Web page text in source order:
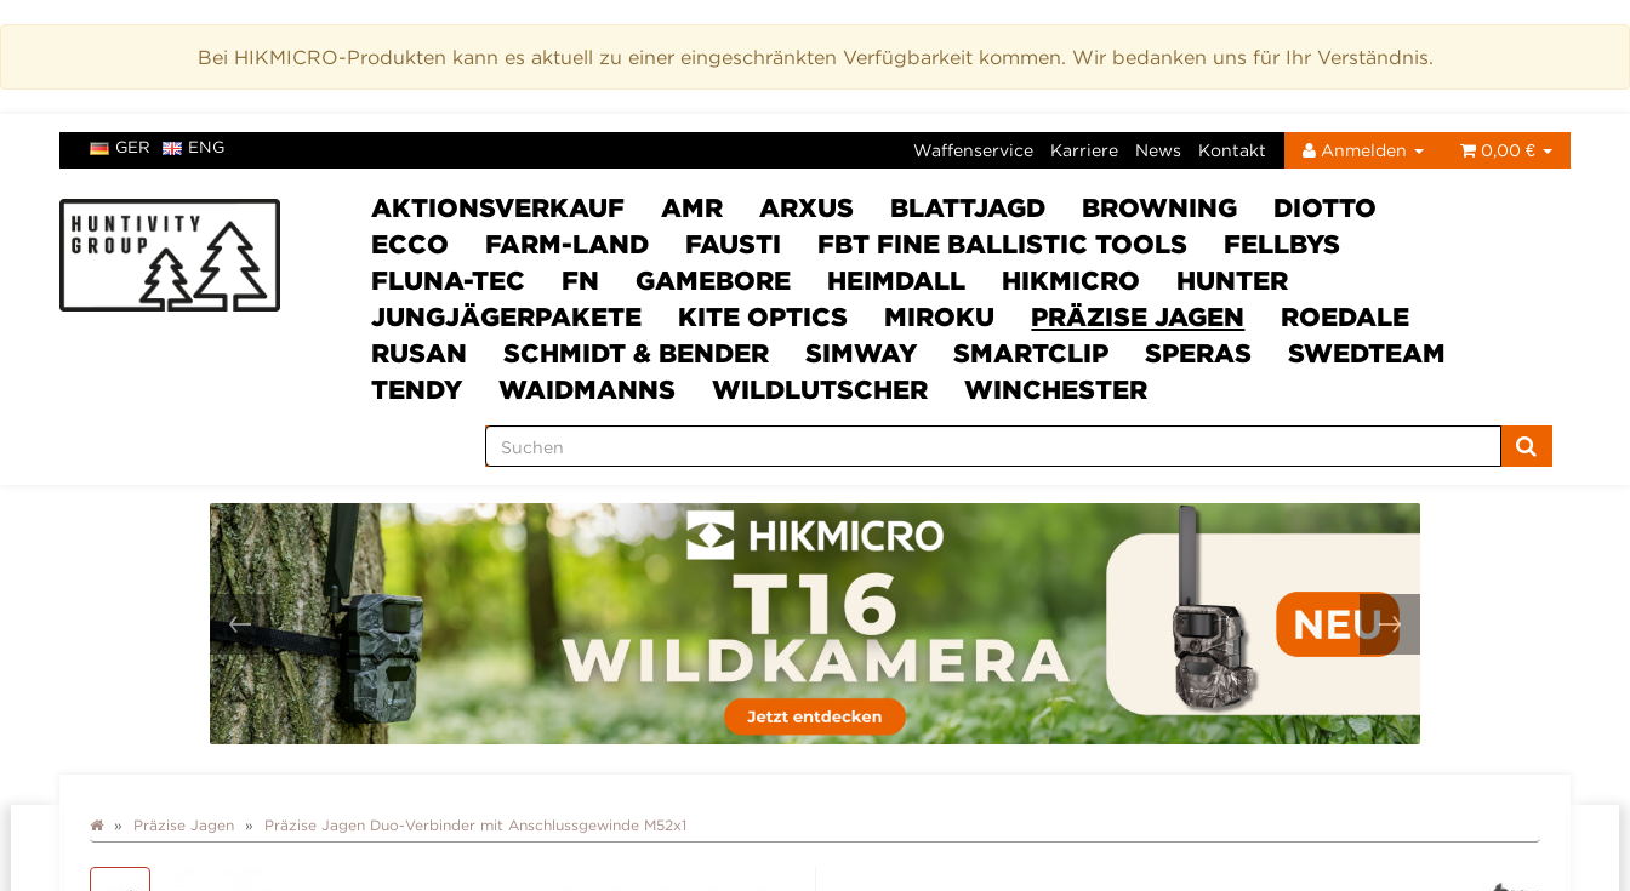
Bei HIKMICRO-Produkten kann es aktuell zu einer eingeschränkten Verfügbarkeit kommen. Wir bedanken uns für Ihr Verständnis.
GER ENG Waffenservice Karriere News Kontakt Anmelden 0,00 €
AKTIONSVERKAUF AMR ARXUS BLATTJAGD BROWNING
DIOTTO
ECCO
FARM-LAND FAUSTI FBT FINE BALLISTIC TOOLS
FELLBYS
FLUNA-TEC
FN GAMEBORE HEIMDALL HIKMICRO
HUNTER
JUNGJÄGERPAKETE
KITE OPTICS MIROKU PRÄZISE JAGEN
ROEDALE
RUSAN
SCHMIDT & BENDER SIMWAY SMARTCLIP SPERAS
SWEDTEAM
TENDY
WAIDMANNS WILDLUTSCHER WINCHESTER
Präzise Jagen Präzise Jagen Duo-Verbinder mit Anschlussgewinde M52x1